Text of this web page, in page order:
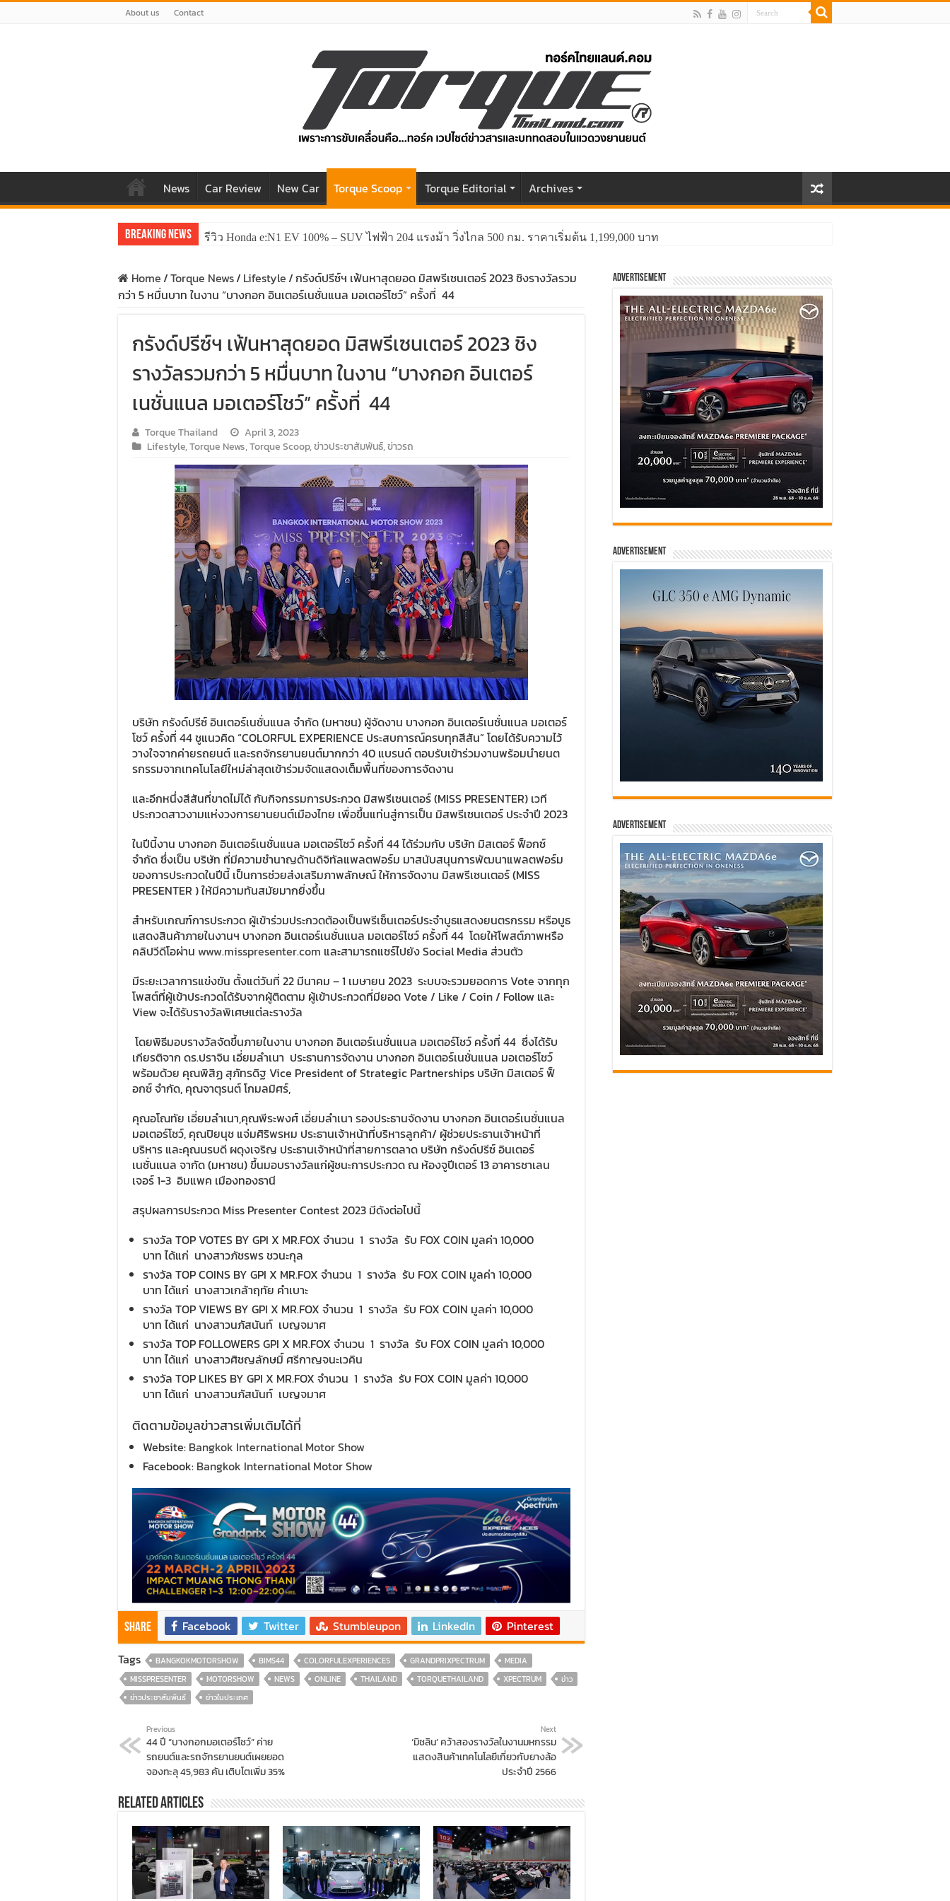
About us Contact
News Car Review New Car Torque Scoop Torque Editorial Archives
Breaking News รีวิว Honda e:N1 EV 100% – SUV ไฟฟ้า 204 แรงม้า วิ่งไกล 500 กม. ราคาเริ่มต้น 1,199,000 บาท
Home/Torque News/ Lifestyle/กรังด์ปรีซ์ฯ เฟ้นหาสุดยอด มิสพรีเซนเตอร์ 2023 ชิงรางวัลรวม
กว่า 5 หมื่นบาท ในงาน “บางกอก อินเตอร์เนชั่นแนล มอเตอร์โชว์” ครั้งที่ 44
กรังด์ปรีซ์ฯ เฟ้นหาสุดยอด มิสพรีเซนเตอร์ 2023 ชิง
รางวัลรวมกว่า 5 หมื่นบาท ในงาน “บางกอก อินเตอร์
เนชั่นแนล มอเตอร์โชว์” ครั้งที่ 44
Torque Thailand
April 3, 2023
Lifestyle,Torque News,Torque Scoop,ข่าวประชาสัมพันธ์,ข่าวรถ
บริษัท กรังด์ปรีซ์ อินเตอร์เนชั่นแนล จำกัด (มหาชน) ผู้จัดงาน บางกอก อินเตอร์เนชั่นแนล มอเตอร์
โชว์ ครั้งที่ 44 ชูแนวคิด “COLORFUL EXPERIENCE ประสบการณ์ครบทุกสีสัน” โดยได้รับความไว้
วางใจจากค่ายรถยนต์ และรถจักรยานยนต์มากกว่า 40 แบรนด์ ตอบรับเข้าร่วมงานพร้อมนำยนต
รกรรมจากเทคโนโลยีใหม่ล่าสุดเข้าร่วมจัดแสดงเต็มพื้นที่ของการจัดงาน
และอีกหนึ่งสีสันที่ขาดไม่ได้ กับกิจกรรมการประกวด มิสพรีเซนเตอร์ (MISS PRESENTER) เวที
ประกวดสาวงามแห่งวงการยานยนต์เมืองไทย เพื่อขึ้นแท่นสู่การเป็น มิสพรีเซนเตอร์ ประจำปี 2023
ในปีนี้งาน บางกอก อินเตอร์เนชั่นแนล มอเตอร์โชว์ ครั้งที่ 44 ได้ร่วมกับ บริษัท มิสเตอร์ ฟ็อกซ์
จำกัด ซึ่งเป็น บริษัท ที่มีความชำนาญด้านดิจิทัลแพลตฟอร์ม มาสนับสนุนการพัฒนาแพลตฟอร์ม
ของการประกวดในปีนี้ เป็นการช่วยส่งเสริมภาพลักษณ์ ให้การจัดงาน มิสพรีเซนเตอร์ (MISS
PRESENTER ) ให้มีความทันสมัยมากยิ่งขึ้น
สำหรับเกณฑ์การประกวด ผู้เข้าร่วมประกวดต้องเป็นพรีเซ็นเตอร์ประจำบูธแสดงยนตรกรรม หรือบูธ
แสดงสินค้าภายในงานฯ บางกอก อินเตอร์เนชั่นแนล มอเตอร์โชว์ ครั้งที่ 44 โดยให้โพสต์ภาพหรือ
คลิปวีดีโอผ่าน www.misspresenter.com และสามารถแชร์ไปยัง Social Media ส่วนตัว
มีระยะเวลาการแข่งขัน ตั้งแต่วันที่ 22 มีนาคม – 1 เมษายน 2023 ระบบจะรวมยอดการ Vote จากทุก
โพสต์ที่ผู้เข้าประกวดได้รับจากผู้ติดตาม ผู้เข้าประกวดที่มียอด Vote / Like / Coin / Follow และ
View จะได้รับรางวัลพิเศษแต่ละรางวัล
โดยพิธีมอบรางวัลจัดขึ้นภายในงาน บางกอก อินเตอร์เนชั่นแนล มอเตอร์โชว์ ครั้งที่ 44 ซึ่งได้รับ
เกียรติจาก ดร.ปราจิน เอี่ยมลำเนา ประธานการจัดงาน บางกอก อินเตอร์เนชั่นแนล มอเตอร์โชว์
พร้อมด้วย คุณพิสิฏ สุภัทรดิฐ Vice President of Strategic Partnerships บริษัท มิสเตอร์ ฟ็
อกซ์ จำกัด, คุณจาตุรนต์ โกมลมิศร์,
คุณอโณทัย เอี่ยมลำเนา,คุณพีระพงศ์ เอี่ยมลำเนา รองประธานจัดงาน บางกอก อินเตอร์เนชั่นแนล
มอเตอร์โชว์, คุณปิยนุช แจ่มศิริพรหม ประธานเจ้าหน้าที่บริหารลูกค้า/ ผู้ช่วยประธานเจ้าหน้าที่
บริหาร และคุณนรบดี ผดุงเจริญ ประธานเจ้าหน้าที่สายการตลาด บริษัท กรังด์ปรีซ์ อินเตอร์
เนชั่นแนล จากัด (มหาชน) ขึ้นมอบรางวัลแก่ผู้ชนะการประกวด ณ ห้องจูปีเตอร์ 13 อาคารชาเลน
เจอร์ 1-3 อิมแพค เมืองทองธานี
สรุปผลการประกวด Miss Presenter Contest 2023 มีดังต่อไปนี้
รางวัล TOP VOTES BY GPI X MR.FOX จำนวน 1 รางวัล รับ FOX COIN มูลค่า 10,000
บาท ได้แก่ นางสาวภัชรพร ชวนะกุล
รางวัล TOP COINS BY GPI X MR.FOX จำนวน 1 รางวัล รับ FOX COIN มูลค่า 10,000
บาทได้แก่ นางสาวเกล้าฤทัย คำเบาะ
รางวัล TOP VIEWS BY GPI X MR.FOX จำนวน 1 รางวัล รับ FOX COIN มูลค่า 10,000
บาท ได้แก่ นางสาวนภัสนันท์ เบญจมาศ
รางวัล TOP FOLLOWERS GPI X MR.FOX จำนวน 1 รางวัล รับ FOX COIN มูลค่า 10,000
บาท ได้แก่ นางสาวศิชญลักษมิ์ ศรีกาญจนะเวคิน
รางวัล TOP LIKES BY GPI X MR.FOX จำนวน 1 รางวัล รับ FOX COIN มูลค่า 10,000
บาท ได้แก่ นางสาวนภัสนันท์ เบญจมาศ
ติดตามข้อมูลข่าวสารเพิ่มเติมได้ที่
Website: Bangkok International Motor Show
Facebook: Bangkok International Motor Show
Share Facebook Twitter Stumbleupon LinkedIn
Pinterest
Tags
BANGKOKMOTORSHOW BIMS44 COLORFULEXPERIENCES GRANDPRIXPECTRUM
MEDIA
MISSPRESENTER
MOTORSHOW NEWS ONLINE THAILAND TORQUETHAILAND XPECTRUM
ข่าว
ข่าวประชาสัมพันธ์
ข่าวในประเทศ
Previous
44 ปี “บางกอกมอเตอร์โชว์” ค่าย
รถยนต์และรถจักรยานยนต์เผยยอด
จองทะลุ 45,983 คัน เติบโตเพิ่ม 35%
Next
‘มิชลิน’ คว้าสองรางวัลในงานมหกรรม
แสดงสินค้าเทคโนโลยีเกี่ยวกับยางล้อ
ประจำปี 2566
Related Articles
Advertisement
Advertisement
Advertisement